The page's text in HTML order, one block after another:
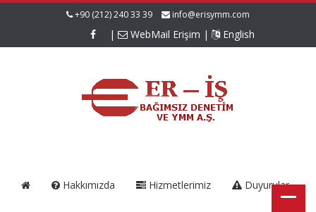
+90 (212) 240 33 39 info@erisymm.com
| WebMail Erişim | English
Hakkımızda Hizmetlerimiz Duyurular